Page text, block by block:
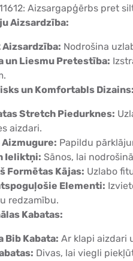
Aizsargapģērbs pret
Aizsardzība:
Aizsardzība: Nodrošina
un Liesmu Pretestība:
un Komfortabls Dizains:
Stretch Piedurknes:
aizdari.
Papildu
Ieliktņi: Sānos, lai
Formētas Kājas: Uzlabo
Elementi:
redzamību.
Kabatas:
Bib Kabata: Ar klapi aizdari
Divas, lai viegli